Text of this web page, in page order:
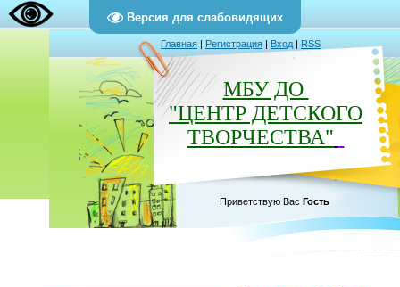
Версия для слабовидящих
Главная | Регистрация | Вход | RSS
МБУ ДО
"ЦЕНТР ДЕТСКОГО
ТВОРЧЕСТВА"
Приветствую Вас Гость